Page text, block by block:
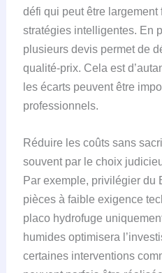
défi qui peut être
stratégies intelligentes. En
plusieurs devis permet de
qualité-prix. Cela est
les écarts peuvent être
professionnels.
Réduire les coûts sans
souvent par le choix
Par exemple, privilégier du
pièces à faible exigence
placo hydrofuge
humides optimisera
certaines interventions